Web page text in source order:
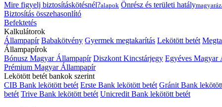
Mire figyelj biztosításkötésnél?alapok Önrész és területi hatály
Biztosítás összehasonlító
Befektetés
Kalkulátorok
Állampapír Babakötvény Gyermek megtakarítás Lekötött betét
Állampapírok
Bónusz Magyar Állampapír Diszkont Kincstárjegy Egyéves Magyar
Prémium Magyar Állampapír
Lekötött betét bankok szerint
CIB Bank lekötött betét Erste Bank lekötött betét Gránit Bank
betét Trive Bank lekötött betét Unicredit Bank lekötött betét